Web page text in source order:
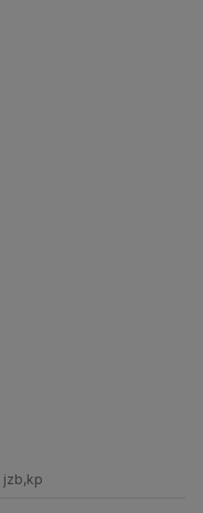
jzb,kp